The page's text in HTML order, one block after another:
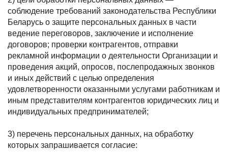
соблюдение требований законодательства Республики
Беларусь о защите персональных данных в части
ведение переговоров, заключение и исполнение
договоров; проверки контрагентов, отправки
рекламной информации о деятельности Организации и
проведения акций, опросов, послепродажных звонков
и иных действий с целью определения
удовлетворенности оказанными услугами работникам и
иным представителям контрагентов юридических лиц и
индивидуальных предпринимателей;
3) перечень персональных данных, на обработку
которых запрашивается согласие: